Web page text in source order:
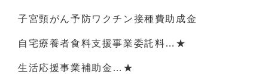
子宮頸がん予防ワクチン接種費助成金
自宅療養者食料支援事業委託料…★
生活応援事業補助金…★